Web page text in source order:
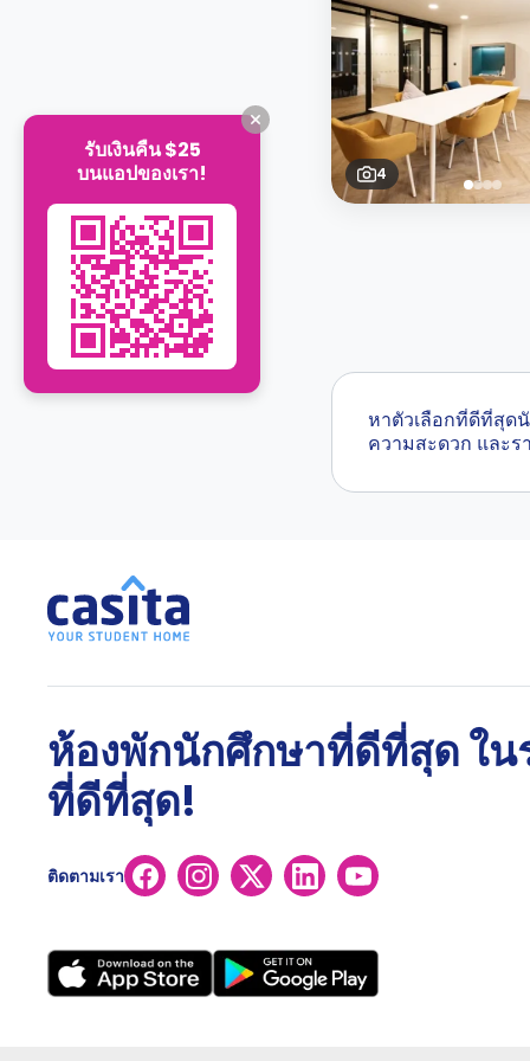
4
หาตัวเลือกที่ดีที่สุด
ความสะดวก และร
ห้องพักนักศึกษาที่ดีที่สุด ใน
ที่ดีที่สุด!
ติดตามเรา
รับเงินคืน $25
บนแอปของเรา!